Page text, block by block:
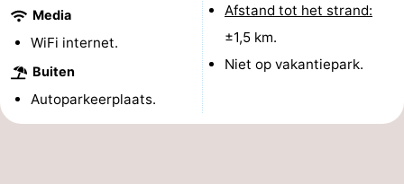
Haak
De
Bongerd
Westhove
Last
minutes
Strand
Zien
Media
WiFi internet.
Buiten
Autoparkeerplaats.
Afstand tot het strand:
±1,5 km.
Niet op vakantiepark.